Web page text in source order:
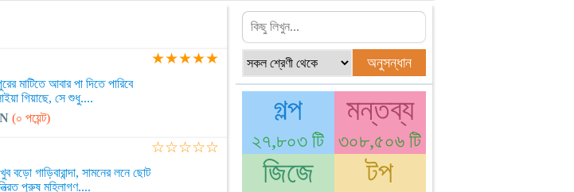
মাটিতে আবার পা দিতে পারিবে
গিয়াছে, সে শুধু....
(০ পয়েন্ট)
★★★★★
বড়ো গাড়িবারান্দা, সামনের লনে ছোট
পুরুষ মহিলাগণ....
☆☆☆☆☆
গল্প
২৭,৮০৩ টি
মন্তব্য
৩০৮,৫০৬ টি
জিজে টপ